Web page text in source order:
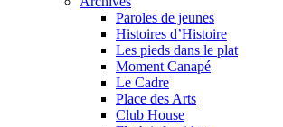
Paroles de jeunes
Histoires d’Histoire
Les pieds dans le plat
Moment Canapé
Le Cadre
Place des Arts
Club House